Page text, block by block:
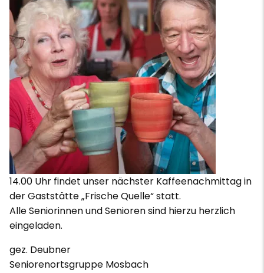
14.00 Uhr findet unser nächster Kaffeenachmittag in
der Gaststätte „Frische Quelle“ statt.
Alle Seniorinnen und Senioren sind hierzu herzlich
eingeladen.
gez. Deubner
Seniorenortsgruppe Mosbach